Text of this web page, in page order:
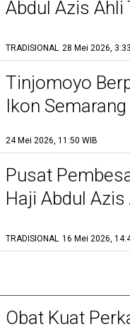
Abdul Azis Ahli
TRADISIONAL 28 Mei 2026,
Tinjomoyo
Ikon
24 Mei 2026, 11:50 WIB
Pusat
Haji Abdul
TRADISIONAL 16 Mei 2026,
Obat Kuat